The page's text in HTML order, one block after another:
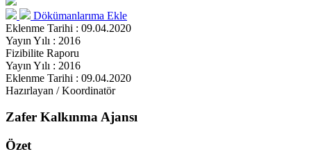
Dökümanlarıma Ekle
Eklenme Tarihi : 09.04.2020
Yayın Yılı : 2016
Fizibilite Raporu
Yayın Yılı : 2016
Eklenme Tarihi : 09.04.2020
Hazırlayan / Koordinatör
Zafer Kalkınma Ajansı
Özet